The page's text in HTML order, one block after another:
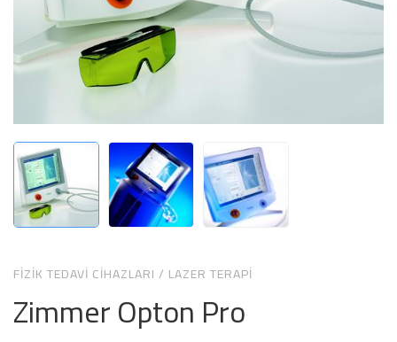
FIZIK TEDAVI CIHAZLARI / LAZER TERAPI
Zimmer Opton Pro